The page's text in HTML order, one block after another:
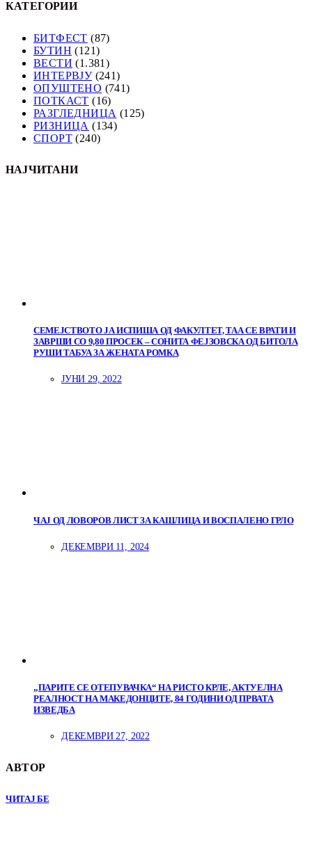
КАТЕГОРИИ
БИТФЕСТ (87)
БУТИН (121)
ВЕСТИ (1.381)
ИНТЕРВЈУ(241)
ОПУШТЕНО (741)
ПОТКАСТ (16)
РАЗГЛЕДНИЦА (125)
РИЗНИЦА (134)
СПОРТ (240)
НАЈЧИТАНИ
СЕМЕЈСТВОТО ЈА ИСПИША ОД ФАКУЛТЕТ, ТАА СЕ ВРАТИ И
ЗАВРШИ СО 9,80 ПРОСЕК – СОНИТА ФЕЈЗОВСКА ОД БИТОЛА
РУШИ ТАБУА ЗА ЖЕНАТА РОМКА
ЈУНИ 29, 2022
ЧАЈ ОД ЛОВОРОВ ЛИСТ ЗА КАШЛИЦА И ВОСПАЛЕНО ГРЛО
ДЕКЕМВРИ 11, 2024
„ПАРИТЕ СЕ ОТЕПУВАЧКА“ НА РИСТО КРЛЕ, АКТУЕЛНА
РЕАЛНОСТ НА МАКЕДОНЦИТЕ, 84 ГОДИНИ ОД ПРВАТА
ИЗВЕДБА
ДЕКЕМВРИ 27, 2022
АВТОР
ЧИТАЈ БЕ